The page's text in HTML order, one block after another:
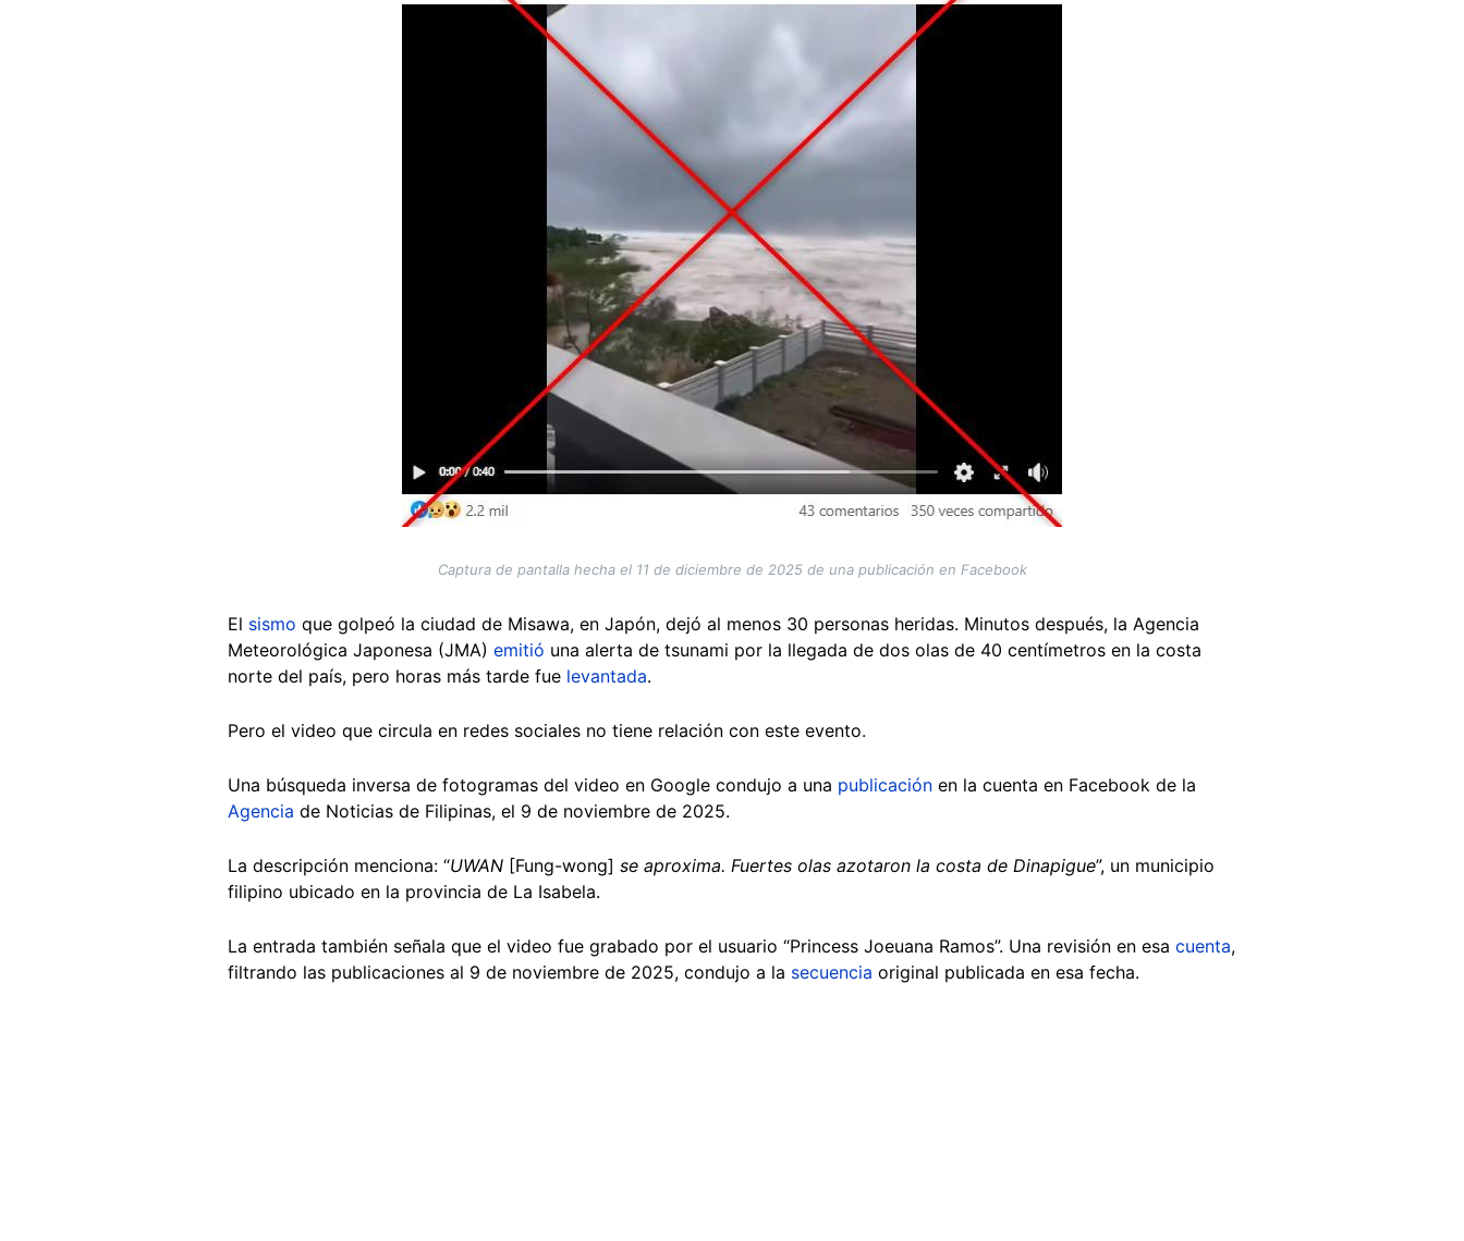
Captura de pantalla hecha el 11 de diciembre de 2025 de una publicación en Facebook
El sismo que golpeó la ciudad de Misawa, en Japón, dejó al menos 30 personas heridas. Minutos después, la Agencia
Meteorológica Japonesa (JMA) emitió una alerta de tsunami por la llegada de dos olas de 40 centímetros en la costa
norte del país, pero horas más tarde fue levantada.
Pero el video que circula en redes sociales no tiene relación con este evento.
Una búsqueda inversa de fotogramas del video en Google condujo a una publicación en la cuenta en Facebook de la
Agencia de Noticias de Filipinas, el 9 de noviembre de 2025.
La descripción menciona: “UWAN [Fung-wong] se aproxima. Fuertes olas azotaron la costa de Dinapigue”, un municipio
filipino ubicado en la provincia de La Isabela.
La entrada también señala que el video fue grabado por el usuario “Princess Joeuana Ramos”. Una revisión en esa cuenta,
filtrando las publicaciones al 9 de noviembre de 2025, condujo a la secuencia original publicada en esa fecha.